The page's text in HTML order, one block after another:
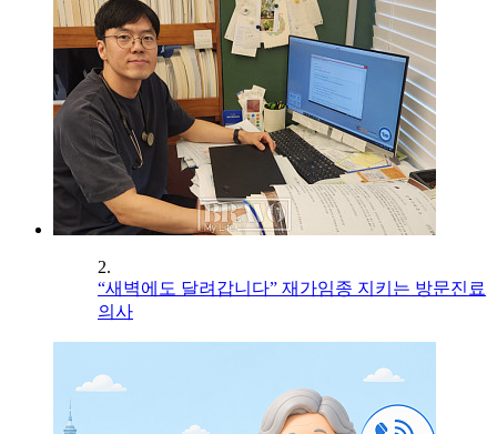
2.
“새벽에도 달려갑니다” 재가임종 지키는 방문진료
의사